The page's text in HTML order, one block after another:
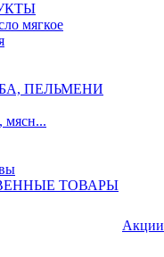
мягкое
ПЕЛЬМЕНИ
мясн...
ТОВАРЫ
Акции